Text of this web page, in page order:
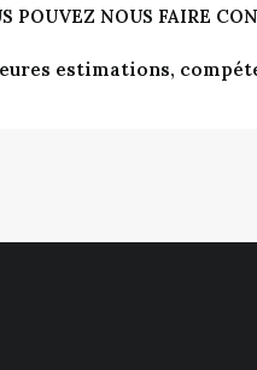
POUVEZ NOUS FAIRE
estimations,